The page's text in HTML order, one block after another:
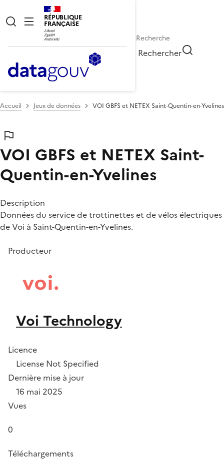
RÉPUBLIQUE
FRANÇAISE
Rechercher
Accueil Jeux de données VOI GBFS et NETEX Saint-Quentin-en-Yvelines
VOI GBFS et NETEX Saint-
Quentin-en-Yvelines
Description
Données du service de trottinettes et de vélos électriques
de Voi à Saint-Quentin-en-Yvelines.
Producteur
Voi Technology
Licence
License Not Specified
Dernière mise à jour
16 mai 2025
Vues
0
Téléchargements